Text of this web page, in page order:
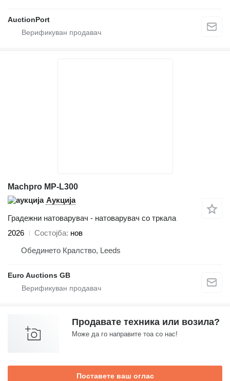
AuctionPort
Machpro MP-L300
Аукција
Градежни натоварувач - натоварувач со тркала
2026
Состојба нов
Обединето Кралство, Leeds
Euro Auctions GB
Продавате техника или возила?
Може да го направите тоа со нас!
Поставете ваш оглас